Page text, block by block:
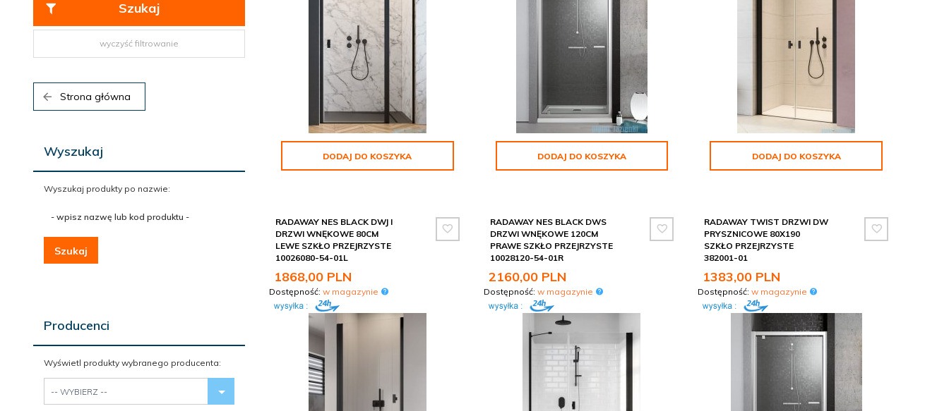
Szukaj
wyczyść filtrowanie
Strona główna
Wyszukaj
Wyszukaj produkty po nazwie:
-
nazwę
lub
kod
produktu
Szukaj
Producenci
Wyświetl produkty wybranego producenta:
-- WYBIERZ --
DODAJ DO KOSZYKA DODAJ DO KOSZYKA DODAJ DO KOSZYKA
RADAWAY NES BLACK DWJ I
DRZWI WNĘKOWE 80CM
LEWE SZKŁO PRZEJRZYSTE
10026080-54-01L
1868,00 PLN
Dostępność: w magazynie
RADAWAY NES BLACK DWS
DRZWI WNĘKOWE 120CM
PRAWE SZKŁO PRZEJRZYSTE
10028120-54-01R
2160,00 PLN
Dostępność: w magazynie
RADAWAY TWIST DRZWI DW
PRYSZNICOWE 80X190
SZKŁO PRZEJRZYSTE
382001-01
1383,00 PLN
Dostępność:w magazynie